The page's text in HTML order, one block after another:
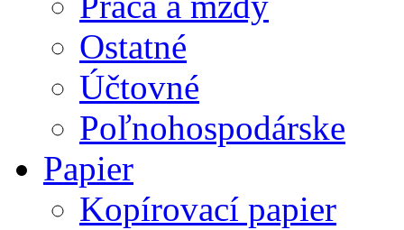
Ostatné
Účtovné
Poľnohospodárske
Papier
Kopírovací papier